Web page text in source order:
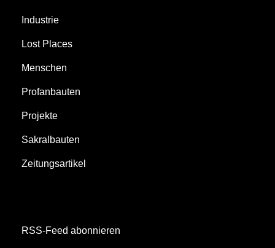
Industrie
Lost Places
Menschen
Profanbauten
Projekte
Sakralbauten
Zeitungsartikel
RSS-Feed abonnieren